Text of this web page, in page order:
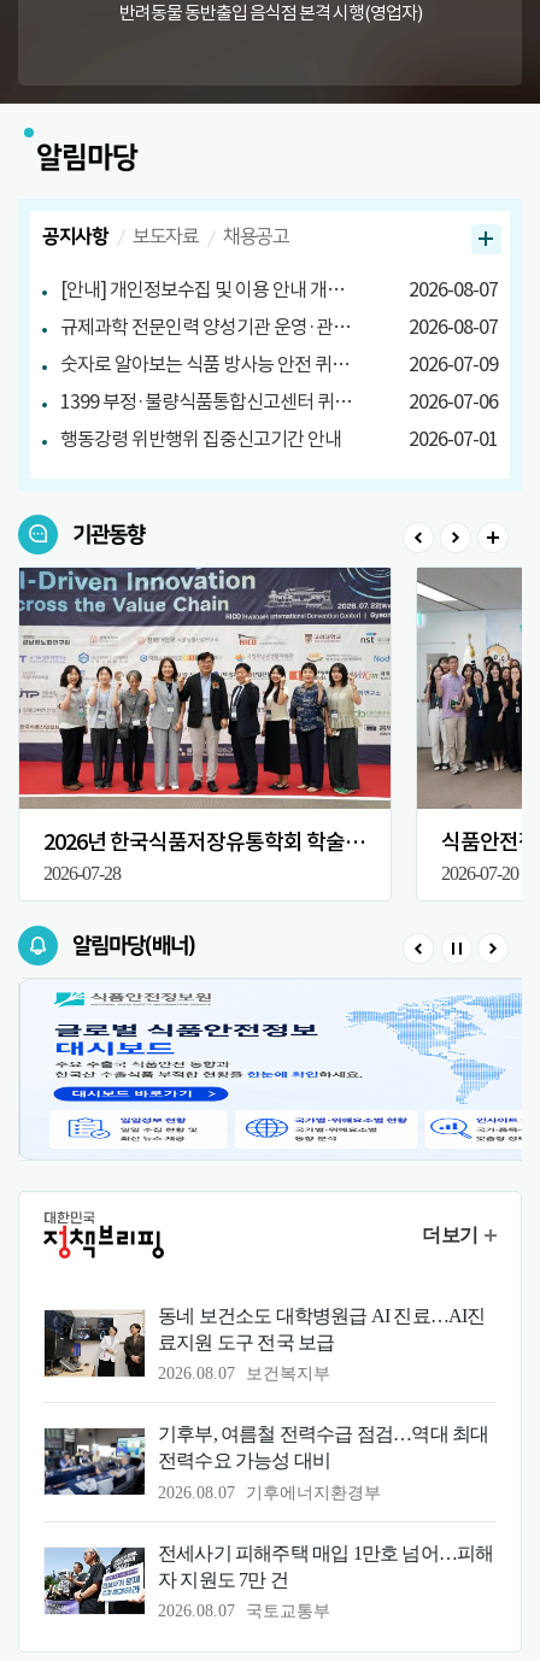
반려동물 동반출입 음식점 본격 시행(영업자)
알림마당
공지사항
[안내] 개인정보수집 및 이용 안내 개정 안내
2026-08-07
규제과학 전문인력 양성기관 운영·관리방안 마련 연구 관련 설문조사
2026-08-07
숫자로 알아보는 식품 방사능 안전 퀴즈 당첨자 발표
2026-07-09
1399 부정·불량식품통합신고센터 퀴즈 이벤트 당첨자 발표
2026-07-06
행동강령 위반행위 집중신고기간 안내
2026-07-01
보도자료 채용공고
기관동향
2026년 한국식품저장유통학회 학술대회
2026-07-28
식품안전
2026-07-20
알림마당(배너)